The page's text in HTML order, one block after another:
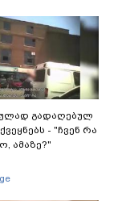
გადაღებულ
- "ჩვენ რა
ამაზე?"